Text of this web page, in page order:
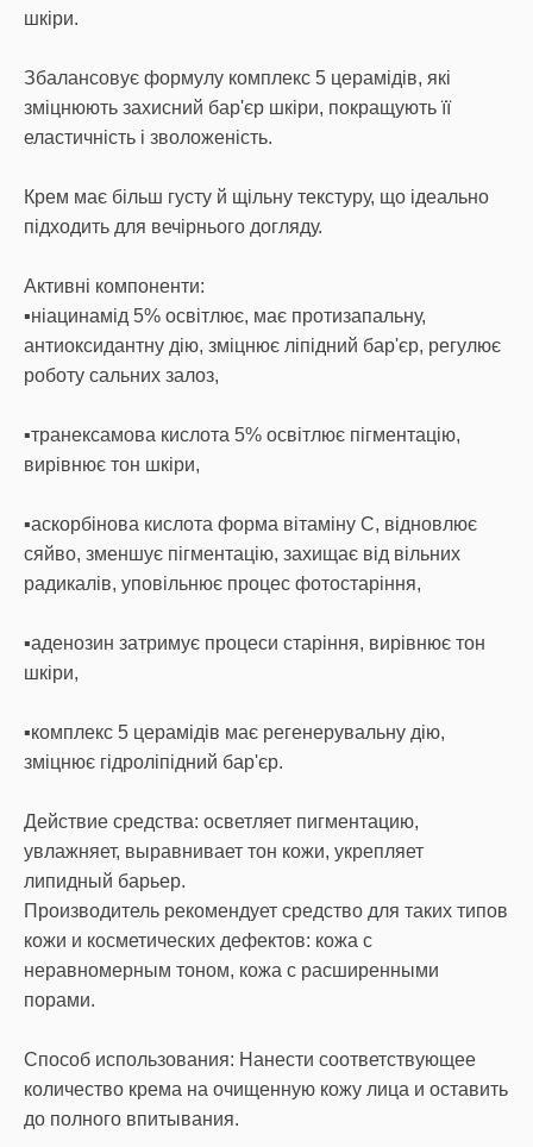
шкіри.
Збалансовує формулу комплекс 5 церамідів, які
зміцнюють захисний бар'єр шкіри, покращують її
еластичність і зволоженість.
Крем має більш густу й щільну текстуру, що ідеально
підходить для вечірнього догляду.
Активні компоненти:
▪️ніацинамід 5% освітлює, має протизапальну,
антиоксидантну дію, зміцнює ліпідний бар'єр, регулює
роботу сальних залоз,
▪️транексамова кислота 5% освітлює пігментацію,
вирівнює тон шкіри,
▪️аскорбінова кислота форма вітаміну С, відновлює
сяйво, зменшує пігментацію, захищає від вільних
радикалів, уповільнює процес фотостаріння,
▪️аденозин затримує процеси старіння, вирівнює тон
шкіри,
▪️комплекс 5 церамідів має регенерувальну дію,
зміцнює гідроліпідний бар'єр.
Действие средства: осветляет пигментацию,
увлажняет, выравнивает тон кожи, укрепляет
липидный барьер.
Производитель рекомендует средство для таких типов
кожи и косметических дефектов: кожа с
неравномерным тоном, кожа с расширенными
порами.
Способ использования: Нанести соответствующее
количество крема на очищенную кожу лица и оставить
до полного впитывания.